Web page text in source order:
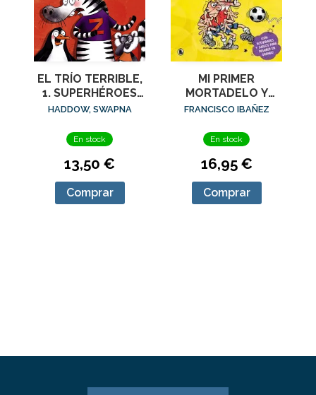
EL TRÍO TERRIBLE,
1. SUPERHÉROES
DE PACOTILLA
HADDOW, SWAPNA
En stock
13,50 €
Comprar
MI PRIMER
MORTADELO Y
FILEMON CRACKS
FRANCISCO IBAÑEZ
En stock
16,95 €
Comprar